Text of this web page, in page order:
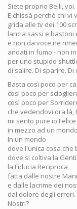
Siete proprio Belli,
E chissà perchè chi vi
grida alle tv dei 100
lancia sassi e bastoni
e non da voce ne
andati in fumo - non
per uno stupido
di salire. Di sparire.
Basta così poco per
così poco per
così poco per
che vedendovi ora là,
mi sento pure io Felice
in mezzo ad un
In un mondo
dove l'unica cosa che
dove si coltiva la
la Fiducia Reciproca
fatta dalle nostre Mani
e dalle lacrime dei
dal dolore degli errori.
Nostri?